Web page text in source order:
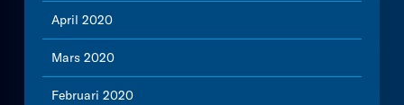
April 2020
Mars 2020
Februari 2020